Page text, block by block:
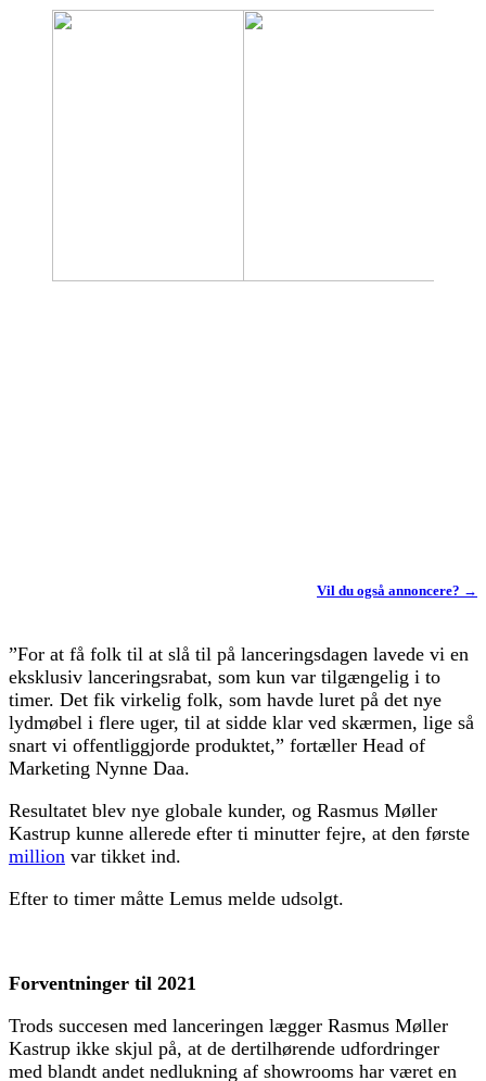
Vil du også annoncere? →
”For at få folk til at slå til på lanceringsdagen lavede vi en
eksklusiv lanceringsrabat, som kun var tilgængelig i to
timer. Det fik virkelig folk, som havde luret på det nye
lydmøbel i flere uger, til at sidde klar ved skærmen, lige så
snart vi offentliggjorde produktet,” fortæller Head of
Marketing Nynne Daa.
Resultatet blev nye globale kunder, og Rasmus Møller
Kastrup kunne allerede efter ti minutter fejre, at den første
million var tikket ind.
Efter to timer måtte Lemus melde udsolgt.
Forventninger til 2021
Trods succesen med lanceringen lægger Rasmus Møller
Kastrup ikke skjul på, at de dertilhørende udfordringer
med blandt andet nedlukning af showrooms har været en